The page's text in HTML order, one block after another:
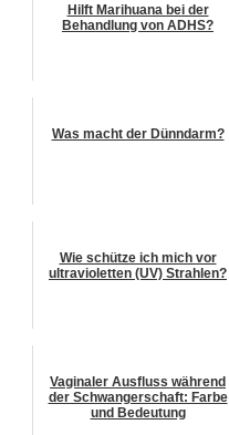
Hilft Marihuana bei der
Behandlung von ADHS?
Was macht der Dünndarm?
Wie schütze ich mich vor
ultravioletten (UV) Strahlen?
Vaginaler Ausfluss während
der Schwangerschaft: Farbe
und Bedeutung